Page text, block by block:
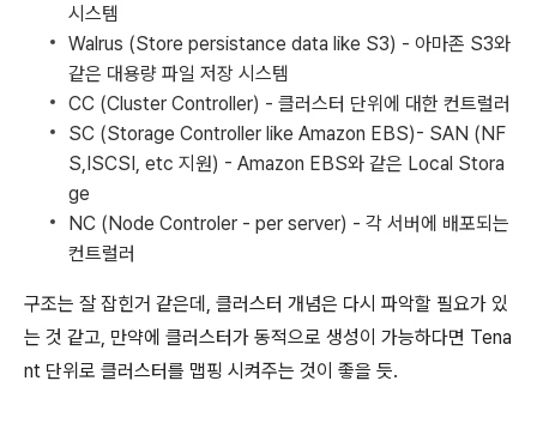
시스템
Walrus (Store persistance data like S3) - 아마존 S3와
같은 대용량 파일 저장 시스템
CC (Cluster Controller) - 클러스터 단위에 대한 컨트럴러
SC (Storage Controller like Amazon EBS)- SAN (NF
S,ISCSI, etc 지원) - Amazon EBS와 같은 Local Stora
ge
NC (Node Controler - per server) - 각 서버에 배포되는
컨트럴러
구조는 잘 잡힌거 같은데, 클러스터 개념은 다시 파악할 필요가 있
는 것 같고, 만약에 클러스터가 동적으로 생성이 가능하다면 Tena
nt 단위로 클러스터를 맵핑 시켜주는 것이 좋을 듯.